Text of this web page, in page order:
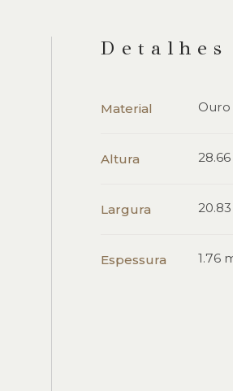
Material Ouro
Altura
Largura
Espessura 1.76